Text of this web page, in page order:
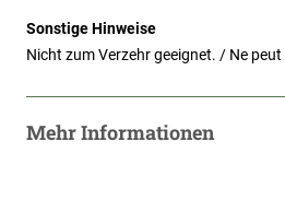
Sonstige Hinweise
Nicht zum Verzehr geeignet. / Ne
Mehr Informationen